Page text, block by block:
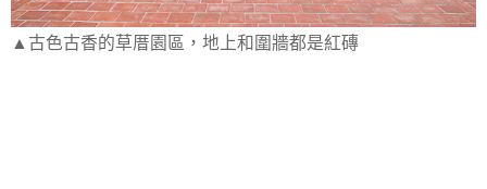
▲古色古香的草厝園區，地上和圍牆都是紅磚